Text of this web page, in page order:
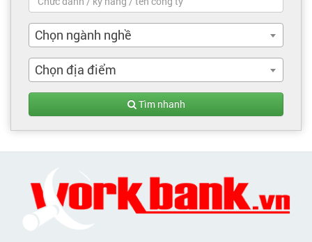
Chọn ngành nghề
Chọn địa điểm
Tìm nhanh